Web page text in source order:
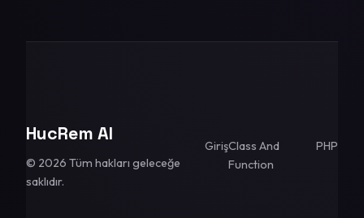
HucRem AI
© 2026 Tüm hakları geleceğe
saklıdır.
GirişClass And
Function
PHP